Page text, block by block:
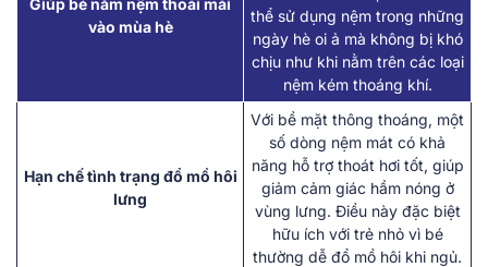
Giúp bé nằm nệm thoải mái
vào mùa hè
thể sử dụng nệm trong những
ngày hè oi ả mà không bị khó
chịu như khi nằm trên các loại
nệm kém thoáng khí.
Hạn chế tình trạng đổ mồ hôi
lưng
Với bề mặt thông thoáng, một
số dòng nệm mát có khả
năng hỗ trợ thoát hơi tốt, giúp
giảm cảm giác hầm nóng ở
vùng lưng. Điều này đặc biệt
hữu ích với trẻ nhỏ vì bé
thường dễ đổ mồ hôi khi ngủ.